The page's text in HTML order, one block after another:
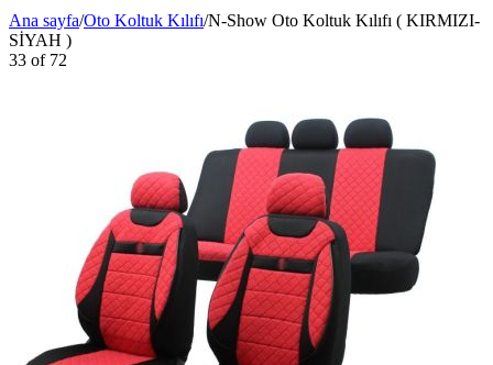
Ana sayfa/Oto Koltuk Kılıfı/N-Show Oto Koltuk Kılıfı ( KIRMIZI-
SİYAH )
33 of 72